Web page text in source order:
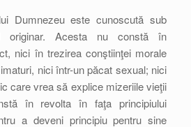
Dumnezeu este cunoscută sub
originar. Acesta nu constă în
nici în trezirea conştiinţei morale
nici într-un păcat sexual; nici
care vrea să explice mizeriile vieţii
în revolta în faţa principiului
a deveni principiu pentru sine